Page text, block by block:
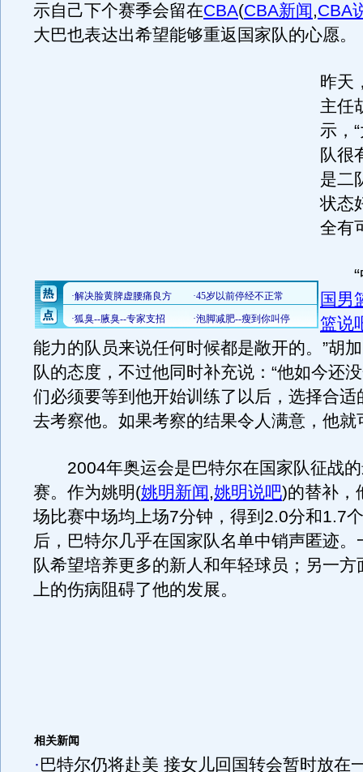
示自己下个赛季会留在CBA(CBA新闻,CBA
大巴也表达出希望能够重返国家队的心愿。
昨天
主任
示，
队很
是二
状态
全有
“
国男
篮说
能力的队员来说任何时候都是敞开的。”胡
队的态度，不过他同时补充说：“他如今还
们必须要等到他开始训练了以后，选择合适
去考察他。如果考察的结果令人满意，他就
2004年奥运会是巴特尔在国家队征战的
赛。作为姚明(姚明新闻,姚明说吧)的替补，
场比赛中场均上场7分钟，得到2.0分和1.7
后，巴特尔几乎在国家队名单中销声匿迹。
队希望培养更多的新人和年轻球员；另一方
上的伤病阻碍了他的发展。
相关新闻
·巴特尔仍将赴美 接女儿回国转会暂时放在